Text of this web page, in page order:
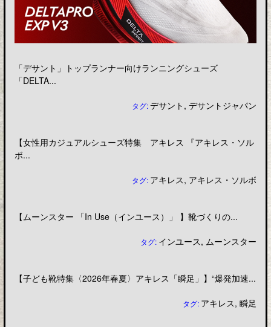
「デサント」トップランナー向けランニングシューズ
「DELTA...
タグ:デサント ,デサントジャパン
【女性用カジュアルシューズ特集 アキレス 『アキレス・ソル
ボ...
タグ: アキレス, アキレス・ソルボ
【ムーンスター 「In Use（インユース）」 】靴づくりの...
タグ: インユース, ムーンスター
【子ども靴特集〈2026年春夏〉アキレス「瞬足」】“爆発加速...
タグ: アキレス,瞬足